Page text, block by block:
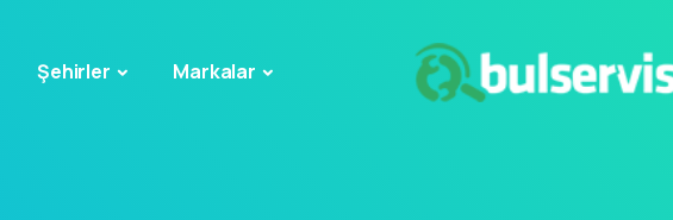
Şehirler Markalar